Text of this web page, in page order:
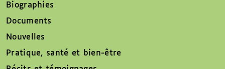
Biographies
Documents
Nouvelles
Pratique, santé et bien-être